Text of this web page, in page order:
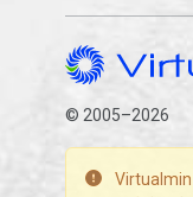
© 2005–2026